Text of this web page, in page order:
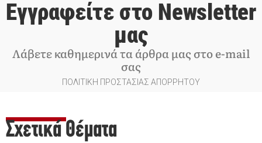
Εγγραφείτε στο Newsletter
μας
Λάβετε καθημερινά τα άρθρα μας στο e-mail
σας
ΠΟΛΙΤΙΚΗ ΠΡΟΣΤΑΣΙΑΣ ΑΠΟΡΡΗΤΟΥ
Σχετικά Θέματα